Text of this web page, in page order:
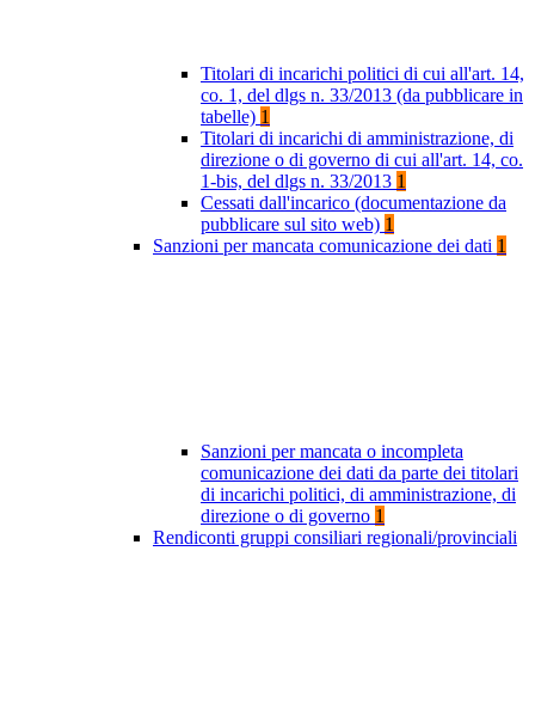
Titolari di incarichi politici di cui all'art. 14,
co. 1, del dlgs n. 33/2013 (da pubblicare in
tabelle) 1
Titolari di incarichi di amministrazione, di
direzione o di governo di cui all'art. 14, co.
1-bis, del dlgs n. 33/2013 1
Cessati dall'incarico (documentazione da
pubblicare sul sito web) 1
Sanzioni per mancata comunicazione dei dati 1
Sanzioni per mancata o incompleta
comunicazione dei dati da parte dei titolari
di incarichi politici, di amministrazione, di
direzione o di governo 1
Rendiconti gruppi consiliari regionali/provinciali